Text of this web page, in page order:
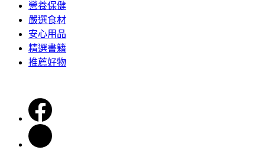
營養保健
嚴選食材
安心用品
精選書籍
推薦好物